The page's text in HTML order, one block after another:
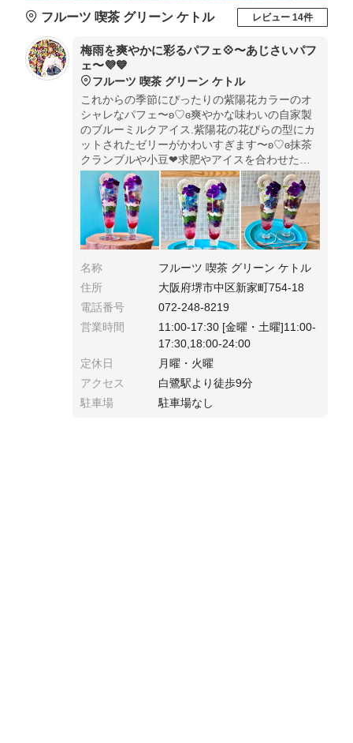
フルーツ 喫茶 グリーン ケトル レビュー 14件
梅雨を爽やかに彩るパフェ💠〜あじさいパフ
ェ〜💜💙
フルーツ 喫茶 グリーン ケトル
これからの季節にぴったりの紫陽花カラーのオ
シャレなパフェ〜ʚ♡ɞ爽やかな味わいの自家製
のブルーミルクアイス.紫陽花の花びらの型にカ
ットされたゼリーがかわいすぎます〜ʚ♡ɞ抹茶
クランブルや小豆❤︎求肥やアイスを合わせた和
パフェです〜☻❤︎1番下には甘酸っぱいさくらん
ぼソース❤︎ 梅雨時期も爽やかに感じるパフェで
す〜ʚ♡ɞ
名称
フルーツ 喫茶 グリーン ケトル
住所
大阪府堺市中区新家町754-18
電話番号
072-248-8219
営業時間
11:00-17:30 [金曜・土曜]11:00-
17:30,18:00-24:00
定休日
月曜・火曜
アクセス
白鷺駅より徒歩9分
駐車場
駐車場なし